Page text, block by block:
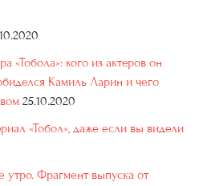
«Тобола»: кого из актеров он
Камиль Ларин и чего
25.10.2020
«Тобол», даже если вы видели
утро. Фрагмент выпуска от